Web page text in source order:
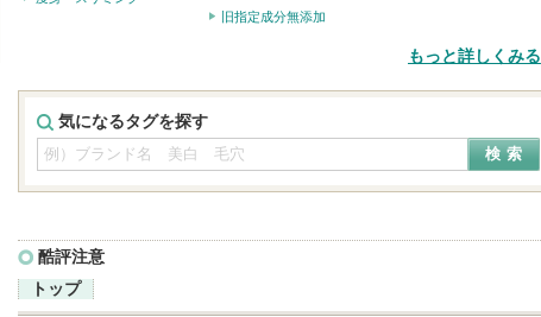
旧指定成分無添加
もっと詳しくみる
気になるタグを探す
酷評注意
トップ